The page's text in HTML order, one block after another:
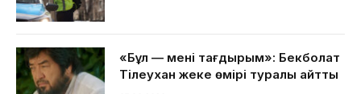
«Бұл — менің тағдырым»: Бекболат
Тілеухан жеке өмірі туралы айтты